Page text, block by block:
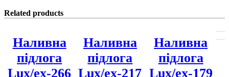
Related products
Наливна
підлога
Lux/ex-266
Наливна
підлога
Lux/ex-217
Наливна
підлога
Lux/ex-179